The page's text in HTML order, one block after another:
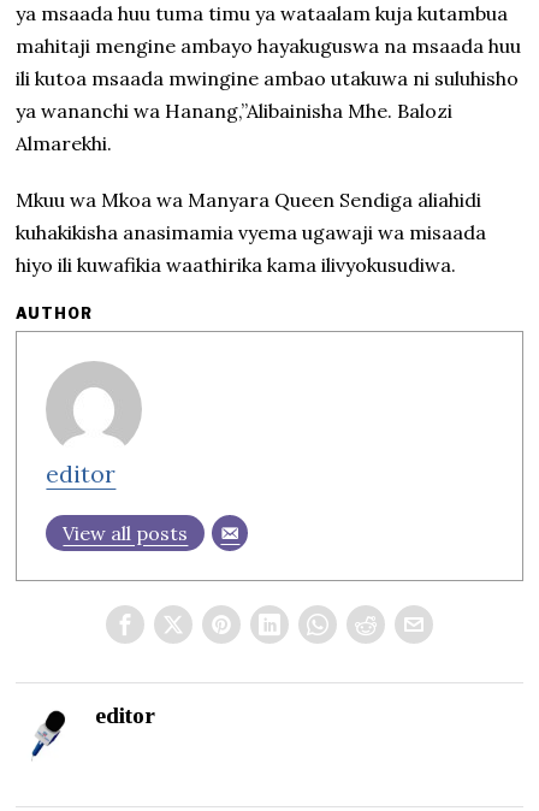
ya msaada huu tuma timu ya wataalam kuja kutambua
mahitaji mengine ambayo hayakuguswa na msaada huu
ili kutoa msaada mwingine ambao utakuwa ni suluhisho
ya wananchi wa Hanang,”Alibainisha Mhe. Balozi
Almarekhi.
Mkuu wa Mkoa wa Manyara Queen Sendiga aliahidi
kuhakikisha anasimamia vyema ugawaji wa misaada
hiyo ili kuwafikia waathirika kama ilivyokusudiwa.
AUTHOR
editor
View all posts
editor